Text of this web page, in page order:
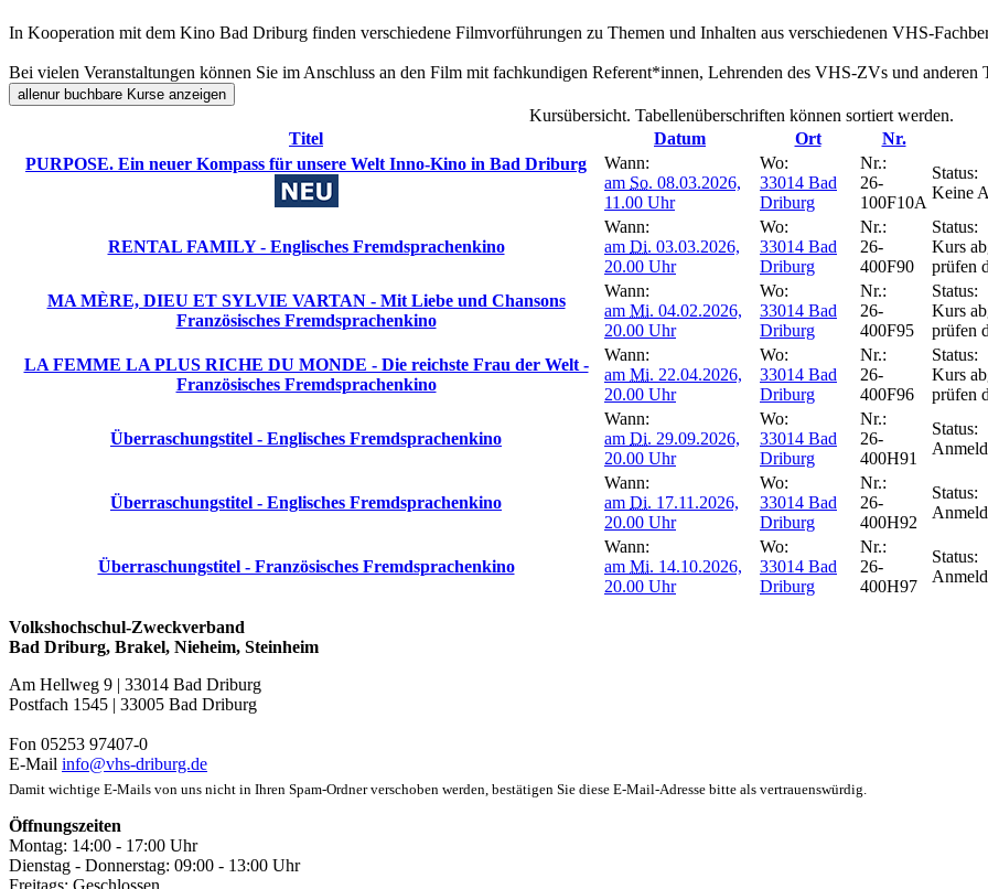
In Kooperation mit dem Kino Bad Driburg finden verschiedene Filmvorführungen zu Themen und Inhalten aus verschiedenen VHS-
Bei vielen Veranstaltungen können Sie im Anschluss an den Film mit fachkundigen Referent*innen, Lehrenden des VHS-ZVs und anderen
allenur buchbare Kurse anzeigen
Kursübersicht. Tabellenüberschriften können sortiert werden.
Titel
Datum Ort Nr.
PURPOSE. Ein neuer Kompass für unsere Welt Inno-Kino in Bad Driburg
Wann:
am So. 08.03.2026,
11.00 Uhr
Wo:
33014 Bad
Driburg
Nr.:
26-
100F10A
Status:
Keine
RENTAL FAMILY - Englisches Fremdsprachenkino
Wann:
am Di. 03.03.2026,
20.00 Uhr
Wo:
33014 Bad
Driburg
Nr.:
26-
400F90
Status:
Kurs
prüfen
MA MÈRE, DIEU ET SYLVIE VARTAN - Mit Liebe und Chansons
Französisches Fremdsprachenkino
Wann:
am Mi. 04.02.2026,
20.00 Uhr
Wo:
33014 Bad
Driburg
Nr.:
26-
400F95
Status:
Kurs
prüfen
LA FEMME LA PLUS RICHE DU MONDE - Die reichste Frau der Welt -
Französisches Fremdsprachenkino
Wann:
am Mi. 22.04.2026,
20.00 Uhr
Wo:
33014 Bad
Driburg
Nr.:
26-
400F96
Status:
Kurs
prüfen
Überraschungstitel - Englisches Fremdsprachenkino
Wann:
am Di. 29.09.2026,
20.00 Uhr
Wo:
33014 Bad
Driburg
Nr.:
26-
400H91
Status:
Überraschungstitel - Englisches Fremdsprachenkino
Wann:
am Di. 17.11.2026,
20.00 Uhr
Wo:
33014 Bad
Driburg
Nr.:
26-
400H92
Status:
Überraschungstitel - Französisches Fremdsprachenkino
Wann:
am Mi. 14.10.2026,
20.00 Uhr
Wo:
33014 Bad
Driburg
Nr.:
26-
400H97
Status:
Volkshochschul-Zweckverband
Bad Driburg, Brakel, Nieheim, Steinheim
Am Hellweg 9 | 33014 Bad Driburg
Postfach 1545 | 33005 Bad Driburg
Fon 05253 97407-0
E-Mail info@vhs-driburg.de
Damit wichtige E-Mails von uns nicht in Ihren Spam-Ordner verschoben werden, bestätigen Sie diese E-Mail-Adresse bitte als vertrauenswürdig.
Öffnungszeiten
Montag: 14:00 - 17:00 Uhr
Dienstag - Donnerstag: 09:00 - 13:00 Uhr
Freitags: Geschlossen